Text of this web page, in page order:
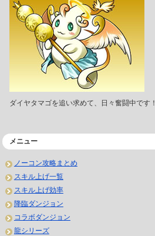
ダイヤタマゴを追い求めて、日々奮闘中です！
メニュー
ノーコン攻略まとめ
スキル上げ一覧
スキル上げ効率
降臨ダンジョン
コラボダンジョン
龍シリーズ